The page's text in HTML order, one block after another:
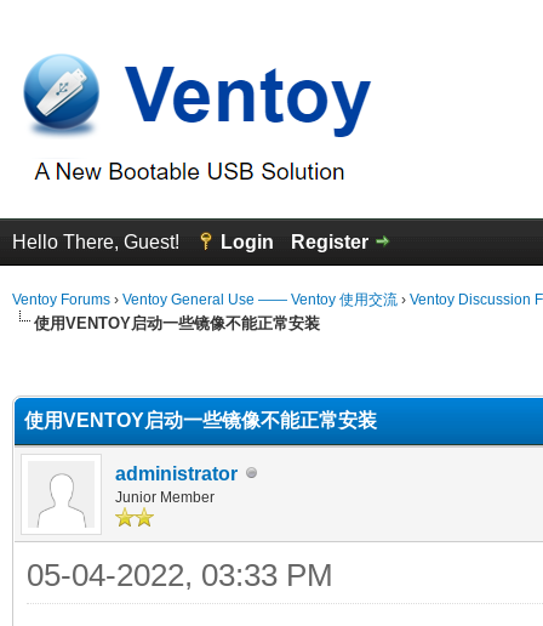
Hello There, Guest! Login Register
Ventoy Forums › Ventoy General Use —— Ventoy 使用交流 › Ventoy Discussion
使用VENTOY启动一些镜像不能正常安装
使用VENTOY启动一些镜像不能正常安装
administrator
Junior Member
05-04-2022, 03:33 PM